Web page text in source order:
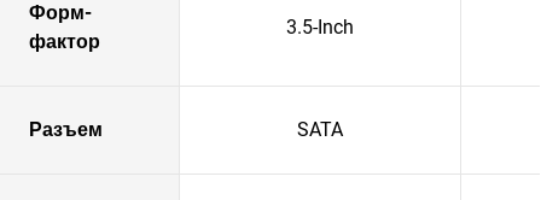
Форм-
фактор
3.5-Inch
Разъем SATA